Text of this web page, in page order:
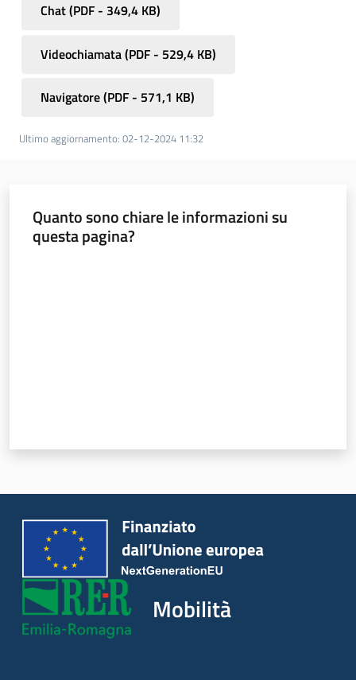
Chat(PDF - 349,4 KB)
Videochiamata(PDF - 529,4 KB)
Navigatore(PDF - 571,1 KB)
Ultimo aggiornamento: 02-12-2024 11:32
Quanto sono chiare le informazioni su
questa pagina?
Mobilità